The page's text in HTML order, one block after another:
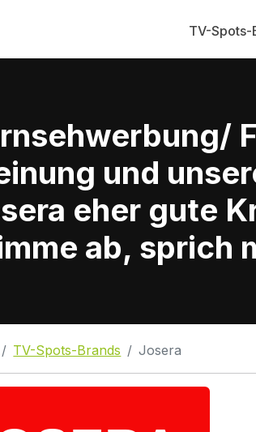
TV-Spots-
und
eher gute
ab, sprich
TV-Spots-Brands Josera